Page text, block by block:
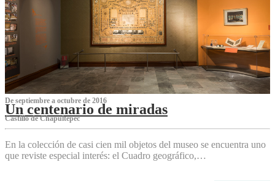
De septiembre a octubre de 2016
Un centenario de miradas
Castillo de Chapultepec
En la colección de casi cien mil objetos del museo se encuentra uno
que reviste especial interés: el Cuadro geográfico,…